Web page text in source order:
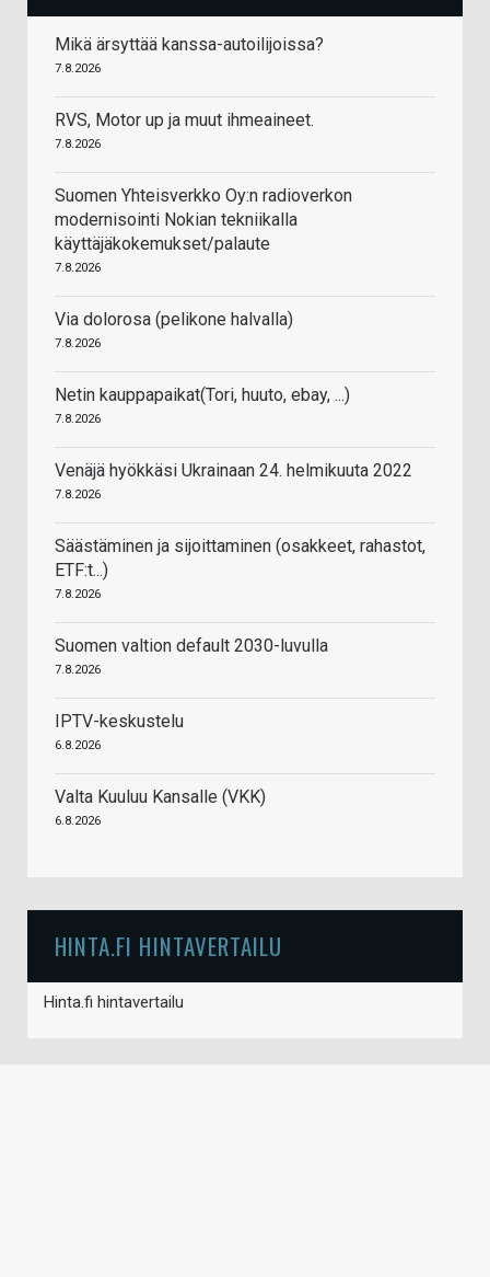
Mikä ärsyttää kanssa-autoilijoissa?
7.8.2026
RVS, Motor up ja muut ihmeaineet.
7.8.2026
Suomen Yhteisverkko Oy:n radioverkon
modernisointi Nokian tekniikalla
käyttäjäkokemukset/palaute
7.8.2026
Via dolorosa (pelikone halvalla)
7.8.2026
Netin kauppapaikat(Tori, huuto, ebay, ...)
7.8.2026
Venäjä hyökkäsi Ukrainaan 24. helmikuuta 2022
7.8.2026
Säästäminen ja sijoittaminen (osakkeet, rahastot,
ETF:t...)
7.8.2026
Suomen valtion default 2030-luvulla
7.8.2026
IPTV-keskustelu
6.8.2026
Valta Kuuluu Kansalle (VKK)
6.8.2026
HINTA.FI HINTAVERTAILU
Hinta.fi hintavertailu